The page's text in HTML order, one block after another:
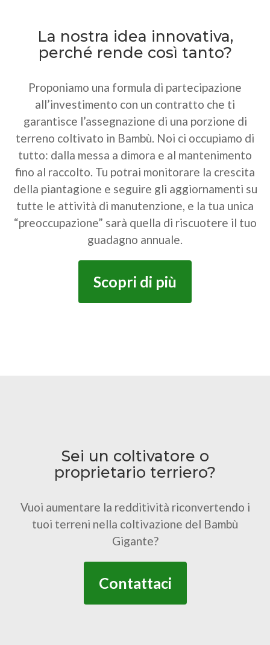
La nostra idea innovativa,
perché rende così tanto?
Proponiamo una formula di partecipazione
all’investimento con un contratto che ti
garantisce l’assegnazione di una porzione di
terreno coltivato in Bambù. Noi ci occupiamo di
tutto: dalla messa a dimora e al mantenimento
fino al raccolto. Tu potrai monitorare la crescita
della piantagione e seguire gli aggiornamenti su
tutte le attività di manutenzione, e la tua unica
“preoccupazione” sarà quella di riscuotere il tuo
guadagno annuale.
Scopri di più
Sei un coltivatore o
proprietario terriero?
Vuoi aumentare la redditività riconvertendo i
tuoi terreni nella coltivazione del Bambù
Gigante?
Contattaci